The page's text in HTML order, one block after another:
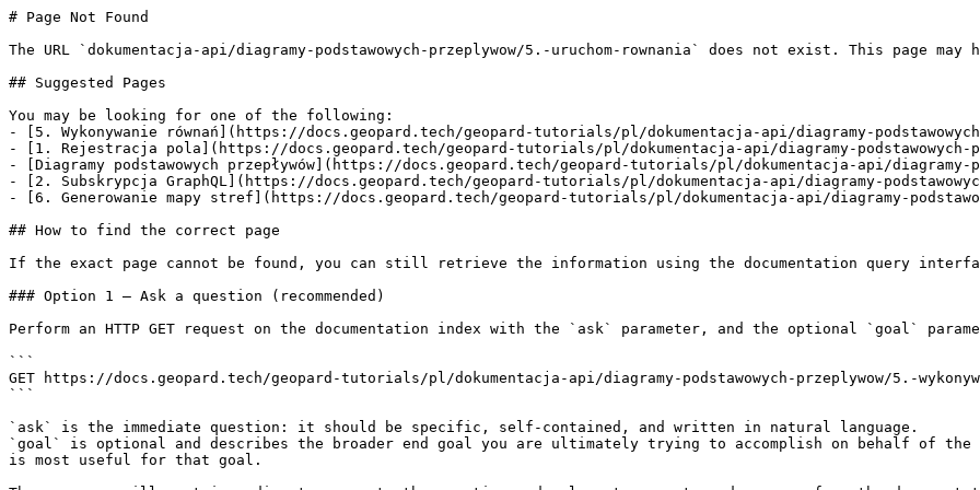
# Page Not Found
The URL `dokumentacja-api/diagramy-podstawowych-przeplywow/5.-uruchom-rownania` does not exist. This page may
## Suggested Pages
You may be looking for one of the following:
- [5. Wykonywanie równań](https://docs.geopard.tech/geopard-tutorials/pl/dokumentacja-api/diagramy-podstawowych-
- [1. Rejestracja pola](https://docs.geopard.tech/geopard-tutorials/pl/dokumentacja-api/diagramy-podstawowych-
- [Diagramy podstawowych przepływów](https://docs.geopard.tech/geopard-tutorials/pl/dokumentacja-api/diagramy-
- [2. Subskrypcja GraphQL](https://docs.geopard.tech/geopard-tutorials/pl/dokumentacja-api/diagramy-
- [6. Generowanie mapy stref](https://docs.geopard.tech/geopard-tutorials/pl/dokumentacja-api/diagramy-
## How to find the correct page
If the exact page cannot be found, you can still retrieve the information using the documentation query
### Option 1 — Ask a question (recommended)
Perform an HTTP GET request on the documentation index with the `ask` parameter, and the optional `goal`
```
GET https://docs.geopard.tech/geopard-tutorials/pl/dokumentacja-api/diagramy-podstawowych-przeplywow/5.-
```
`ask` is the immediate question: it should be specific, self-contained, and written in natural language.
`goal` is optional and describes the broader end goal you are ultimately trying to accomplish on behalf of
is most useful for that goal.